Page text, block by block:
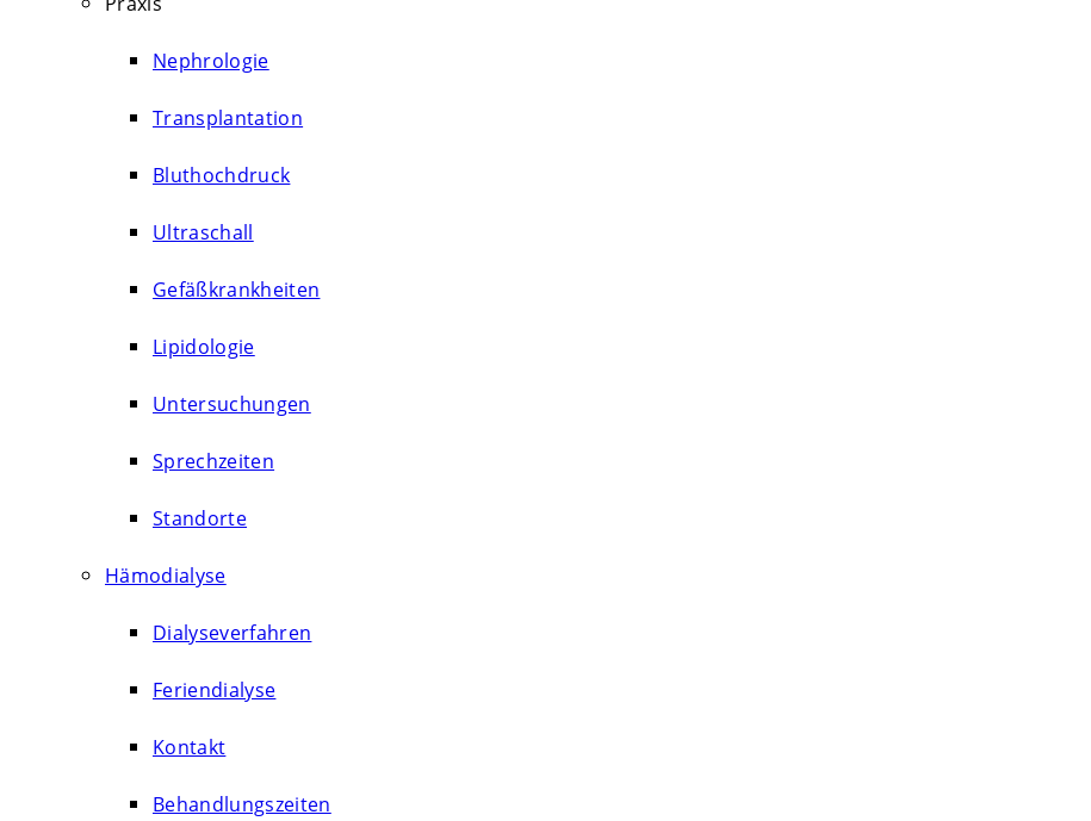
Nephrologie
Transplantation
Bluthochdruck
Ultraschall
Gefäßkrankheiten
Lipidologie
Untersuchungen
Sprechzeiten
Standorte
Hämodialyse
Dialyseverfahren
Feriendialyse
Kontakt
Behandlungszeiten